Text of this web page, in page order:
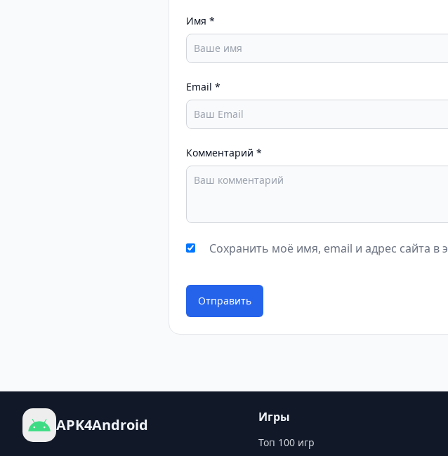
Имя *
Email *
Комментарий *
Сохранить моё имя, email и адрес сайта
Отправить
APK4Android Игры
Топ 100 игр